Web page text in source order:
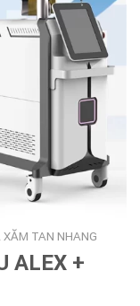
XĂM TAN NHANG
ALEX +